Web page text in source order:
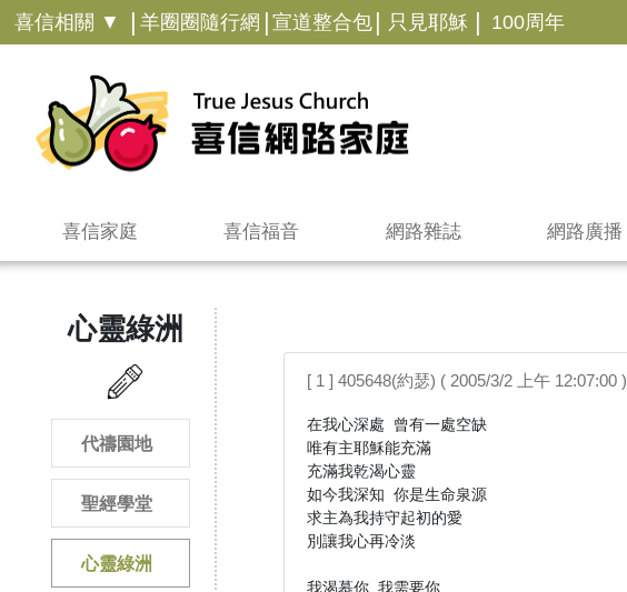
喜信相關 ▼ | 羊圈圈隨行網 | 宣道整合包 | 只見耶穌 | 100周年
喜信家庭 喜信福音 網路雜誌 網路廣播
心靈綠洲
代禱園地
聖經學堂
心靈綠洲
[ 1 ] 405648(約瑟) ( 2005/3/2 上午 12:07:00 )
在我心深處 曾有一處空缺
唯有主耶穌能充滿
充滿我乾渴心靈
如今我深知 你是生命泉源
求主為我持守起初的愛
別讓我心再冷淡
我渴慕你 我需要你